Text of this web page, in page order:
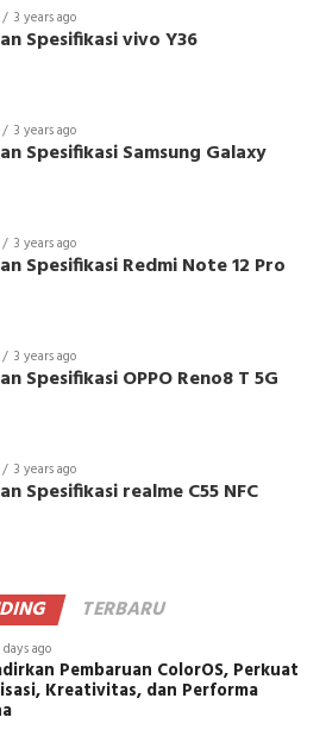
3 years ago
Spesifikasi vivo Y36
3 years ago
Spesifikasi Samsung Galaxy
3 years ago
Spesifikasi Redmi Note 12 Pro
3 years ago
Spesifikasi OPPO Reno8 T 5G
3 years ago
Spesifikasi realme C55 NFC
TERBARU
days ago
Pembaruan ColorOS, Perkuat
Kreativitas, dan Performa